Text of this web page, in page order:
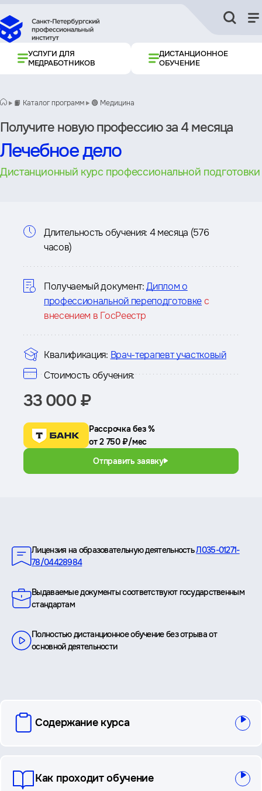
УСЛУГИ ДЛЯ
МЕДРАБОТНИКОВ
ДИСТАНЦИОННОЕ
ОБУЧЕНИЕ
📙 Каталог программ 🟢 Медицина
Получите новую профессию за 4 месяца
Лечебное дело
Дистанционный курс профессиональной подготовки
Информация
курсе
Длительность обучения: 4 месяца (576
часов)
Получаемый документ: Диплом о
профессиональной переподготовкес
внесением в ГосРеестр
Квалификация: Врач-терапевт участковый
Стоимость обучения:
33 000 ₽
Рассрочка без %
от 2 750 ₽/мес
Отправить заявку
Лицензия на образовательную деятельностьЛ035-01271-
78/04428984
Выдаваемые документы соответствуют государственным
стандартам
Полностью дистанционное обучение без отрыва от
основной деятельности
вопросы
Содержание курса
Как проходит обучение